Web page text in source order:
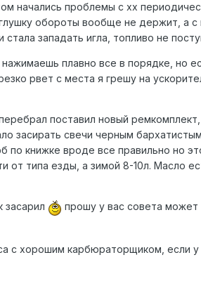
начались проблемы с хх
обороты вообще не держит, а
западать игла, топливо не
плавно все в порядке, но
рвет с места я грешу на
поставил новый
засирать свечи черным
по книжке вроде все правильно но
от типа езды, а зимой 8-10л. Масло
прошу у вас совета может
с хорошим карбюраторщиком, если у